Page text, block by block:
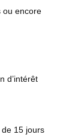
ou encore
d’intérêt
15 jours